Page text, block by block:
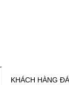
KHÁCH HÀNG